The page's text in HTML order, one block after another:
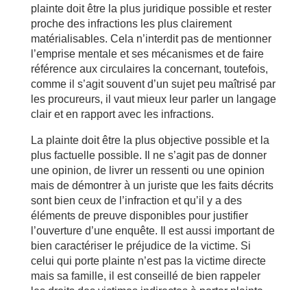
plainte doit être la plus juridique possible et rester
proche des infractions les plus clairement
matérialisables. Cela n’interdit pas de mentionner
l’emprise mentale et ses mécanismes et de faire
référence aux circulaires la concernant, toutefois,
comme il s’agit souvent d’un sujet peu maîtrisé par
les procureurs, il vaut mieux leur parler un langage
clair et en rapport avec les infractions.
La plainte doit être la plus objective possible et la
plus factuelle possible. Il ne s’agit pas de donner
une opinion, de livrer un ressenti ou une opinion
mais de démontrer à un juriste que les faits décrits
sont bien ceux de l’infraction et qu’il y a des
éléments de preuve disponibles pour justifier
l’ouverture d’une enquête. Il est aussi important de
bien caractériser le préjudice de la victime. Si
celui qui porte plainte n’est pas la victime directe
mais sa famille, il est conseillé de bien rappeler